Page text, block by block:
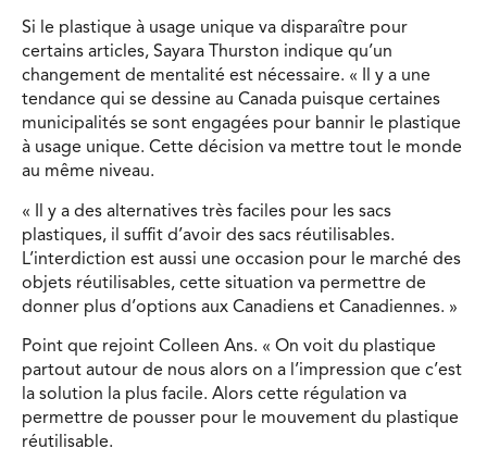
Si le plastique à usage unique va disparaître pour
certains articles, Sayara Thurston indique qu’un
changement de mentalité est nécessaire. « Il y a une
tendance qui se dessine au Canada puisque certaines
municipalités se sont engagées pour bannir le plastique
à usage unique. Cette décision va mettre tout le monde
au même niveau.
« Il y a des alternatives très faciles pour les sacs
plastiques, il suffit d’avoir des sacs réutilisables.
L’interdiction est aussi une occasion pour le marché des
objets réutilisables, cette situation va permettre de
donner plus d’options aux Canadiens et Canadiennes. »
Point que rejoint Colleen Ans. « On voit du plastique
partout autour de nous alors on a l’impression que c’est
la solution la plus facile. Alors cette régulation va
permettre de pousser pour le mouvement du plastique
réutilisable.